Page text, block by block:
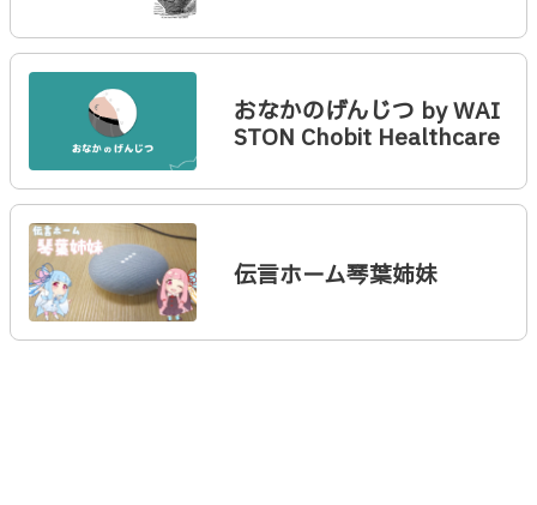
おなかのげんじつ by WAI
STON Chobit Healthcare
伝言ホーム琴葉姉妹